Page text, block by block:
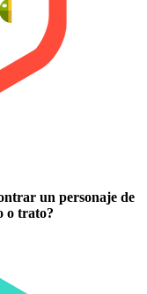
un personaje de
o trato?